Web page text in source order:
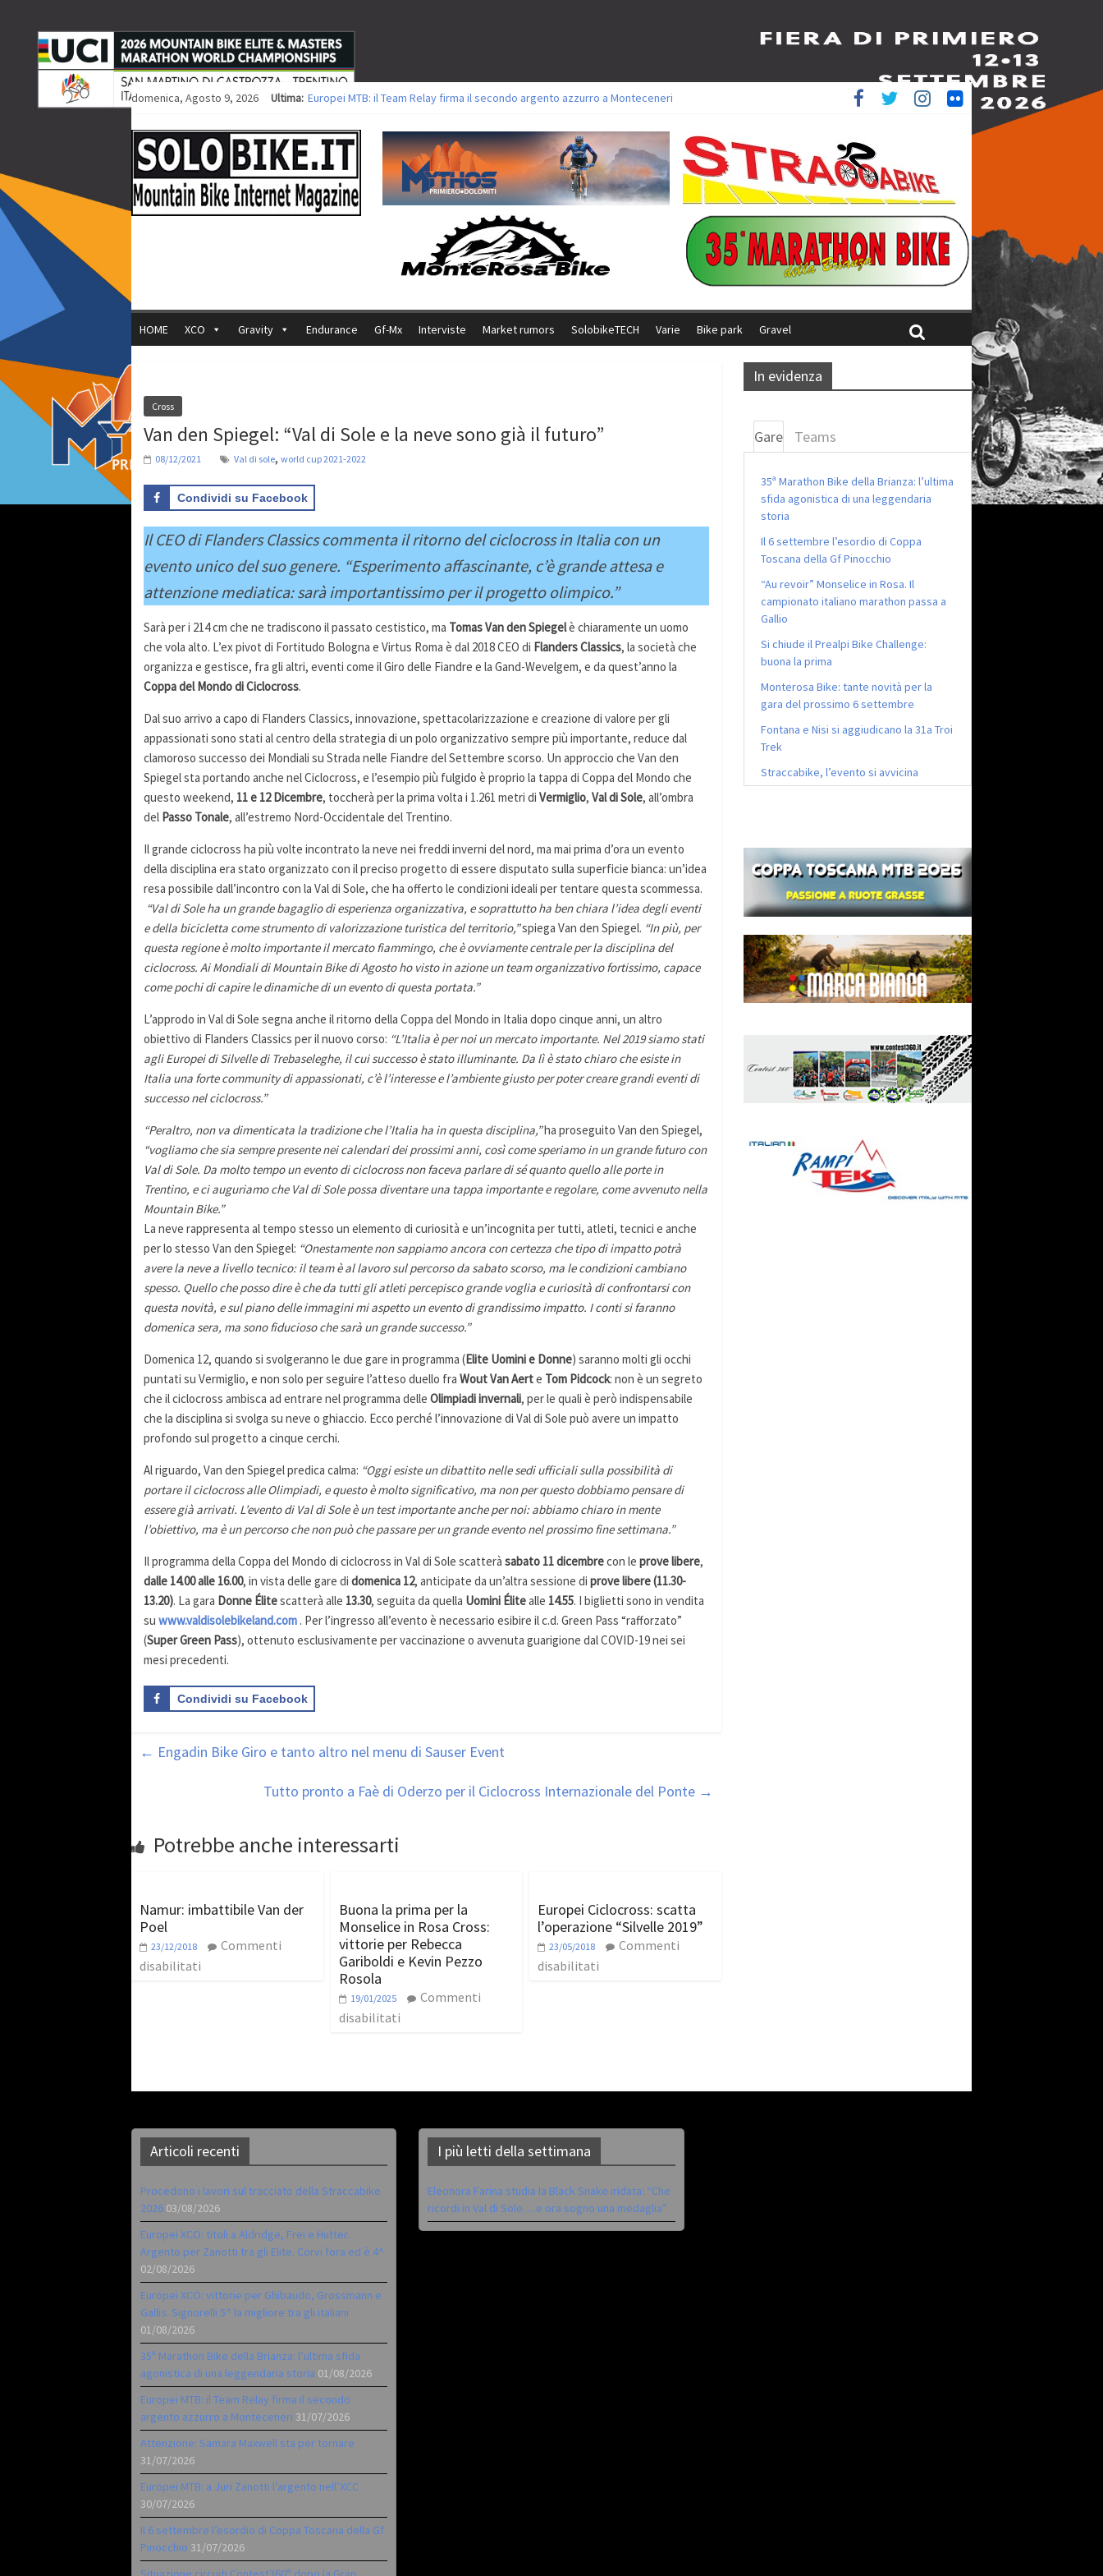
domenica, Agosto 9, 2026 Ultima: Europei MTB: il Team Relay firma il secondo argento azzurro a Monteceneri
Europei XCO: titoli a Aldridge, Frei e Hutter. Argento per Zanotti tra gli Elite. Corvi fora ed è 4^
Europei XCO: vittorie per Ghibaudo, Grossmann e Gallis. Signorelli 5^ la migliore tra gli italiani
35ª Marathon Bike della Brianza: l’ultima sfida agonistica di una leggendaria storia
HOME XCO Gravity Endurance Gf-Mx Interviste Market rumors SolobikeTECH Varie Bike park Gravel
Cross
Van den Spiegel: “Val di Sole e la neve sono già il futuro”
08/12/2021 Val di sole, world cup 2021-2022
Condividi su Facebook
Il CEO di Flanders Classics commenta il ritorno del ciclocross in Italia con un
evento unico del suo genere. “Esperimento affascinante, c’è grande attesa e
attenzione mediatica: sarà importantissimo per il progetto olimpico.”
Sarà per i 214 cm che ne tradiscono il passato cestistico, ma Tomas Van den Spiegelè chiaramente un uomo
che vola alto. L’ex pivot di Fortitudo Bologna e Virtus Roma è dal 2018 CEO di Flanders Classics, la società che
organizza e gestisce, fra gli altri, eventi come il Giro delle Fiandre e la Gand-Wevelgem, e da quest’anno la
Coppa del Mondo di Ciclocross.
Dal suo arrivo a capo di Flanders Classics, innovazione, spettacolarizzazione e creazione di valore per gli
appassionati sono stati al centro della strategia di un polo organizzativo sempre più importante, reduce dal
clamoroso successo dei Mondiali su Strada nelle Fiandre del Settembre scorso. Un approccio che Van den
Spiegel sta portando anche nel Ciclocross, e l’esempio più fulgido è proprio la tappa di Coppa del Mondo che
questo weekend, 11 e 12 Dicembre, toccherà per la prima volta i 1.261 metri di Vermiglio, Val di Sole, all’ombra
del Passo Tonale, all’estremo Nord-Occidentale del Trentino.
Il grande ciclocross ha più volte incontrato la neve nei freddi inverni del nord, ma mai prima d’ora un evento
della disciplina era stato organizzato con il preciso progetto di essere disputato sulla superficie bianca: un’idea
resa possibile dall’incontro con la Val di Sole, che ha offerto le condizioni ideali per tentare questa scommessa.
“Val di Sole ha un grande bagaglio di esperienza organizzativa, e soprattutto ha ben chiara l’idea degli eventi
e della bicicletta come strumento di valorizzazione turistica del territorio,”spiega Van den Spiegel. “In più, per
questa regione è molto importante il mercato fiammingo, che è ovviamente centrale per la disciplina del
ciclocross. Ai Mondiali di Mountain Bike di Agosto ho visto in azione un team organizzativo fortissimo, capace
come pochi di capire le dinamiche di un evento di questa portata.”
L’approdo in Val di Sole segna anche il ritorno della Coppa del Mondo in Italia dopo cinque anni, un altro
obiettivo di Flanders Classics per il nuovo corso: “L’Italia è per noi un mercato importante. Nel 2019 siamo stati
agli Europei di Silvelle di Trebaseleghe, il cui successo è stato illuminante. Da lì è stato chiaro che esiste in
Italia una forte community di appassionati, c’è l’interesse e l’ambiente giusto per poter creare grandi eventi di
successo nel ciclocross.”
“Peraltro, non va dimenticata la tradizione che l’Italia ha in questa disciplina,”ha proseguito Van den Spiegel,
“vogliamo che sia sempre presente nei calendari dei prossimi anni, così come speriamo in un grande futuro con
Val di Sole. Da molto tempo un evento di ciclocross non faceva parlare di sé quanto quello alle porte in
Trentino, e ci auguriamo che Val di Sole possa diventare una tappa importante e regolare, come avvenuto nella
Mountain Bike.”
La neve rappresenta al tempo stesso un elemento di curiosità e un’incognita per tutti, atleti, tecnici e anche
per lo stesso Van den Spiegel: “Onestamente non sappiamo ancora con certezza che tipo di impatto potrà
avere la neve a livello tecnico: il team è al lavoro sul percorso da sabato scorso, ma le condizioni cambiano
spesso. Quello che posso dire è che da tutti gli atleti percepisco grande voglia e curiosità di confrontarsi con
questa novità, e sul piano delle immagini mi aspetto un evento di grandissimo impatto. I conti si faranno
domenica sera, ma sono fiducioso che sarà un grande successo.”
Domenica 12, quando si svolgeranno le due gare in programma (Elite Uomini e Donne) saranno molti gli occhi
puntati su Vermiglio, e non solo per seguire l’atteso duello fra Wout Van Aerte Tom Pidcock: non è un segreto
che il ciclocross ambisca ad entrare nel programma delle Olimpiadi invernali, per le quali è però indispensabile
che la disciplina si svolga su neve o ghiaccio. Ecco perché l’innovazione di Val di Sole può avere un impatto
profondo sul progetto a cinque cerchi.
Al riguardo, Van den Spiegel predica calma: “Oggi esiste un dibattito nelle sedi ufficiali sulla possibilità di
portare il ciclocross alle Olimpiadi, e questo è molto significativo, ma non per questo dobbiamo pensare di
essere già arrivati. L’evento di Val di Sole è un test importante anche per noi: abbiamo chiaro in mente
l’obiettivo, ma è un percorso che non può che passare per un grande evento nel prossimo fine settimana.”
Il programma della Coppa del Mondo di ciclocross in Val di Sole scatterà sabato 11 dicembrecon le prove libere,
dalle 14.00 alle 16.00, in vista delle gare di domenica 12, anticipate da un’altra sessione di prove libere (11.30-
13.20). La gara Donne Élitescatterà alle 13.30, seguita da quella Uomini Élitealle 14.55. I biglietti sono in vendita
su www.valdisolebikeland.com . Per l’ingresso all’evento è necessario esibire il c.d. Green Pass “rafforzato”
(Super Green Pass), ottenuto esclusivamente per vaccinazione o avvenuta guarigione dal COVID-19 nei sei
mesi precedenti.
Condividi su Facebook
← Engadin Bike Giro e tanto altro nel menu di Sauser Event
Tutto pronto a Faè di Oderzo per il Ciclocross Internazionale del Ponte →
Potrebbe anche interessarti
Namur: imbattibile Van der
Poel
23/12/2018
Commenti
disabilitati
Buona la prima per la
Monselice in Rosa Cross:
vittorie per Rebecca
Gariboldi e Kevin Pezzo
Rosola
19/01/2025
Commenti
disabilitati
Europei Ciclocross: scatta
l’operazione “Silvelle 2019”
23/05/2018
Commenti
disabilitati
In evidenza
Gare Teams
35ª Marathon Bike della Brianza: l’ultima
sfida agonistica di una leggendaria
storia
Il 6 settembre l’esordio di Coppa
Toscana della Gf Pinocchio
“Au revoir” Monselice in Rosa. Il
campionato italiano marathon passa a
Gallio
Si chiude il Prealpi Bike Challenge:
buona la prima
Monterosa Bike: tante novità per la
gara del prossimo 6 settembre
Fontana e Nisi si aggiudicano la 31a Troi
Trek
Straccabike, l’evento si avvicina
Articoli recenti
Procedono i lavori sul tracciato della Straccabike
2026 03/08/2026
Europei XCO: titoli a Aldridge, Frei e Hutter.
Argento per Zanotti tra gli Elite. Corvi fora ed è 4^
02/08/2026
Europei XCO: vittorie per Ghibaudo, Grossmann e
Gallis. Signorelli 5^ la migliore tra gli italiani
01/08/2026
35ª Marathon Bike della Brianza: l’ultima sfida
agonistica di una leggendaria storia 01/08/2026
Europei MTB: il Team Relay firma il secondo
argento azzurro a Monteceneri 31/07/2026
Attenzione: Samara Maxwell sta per tornare
31/07/2026
Europei MTB: a Juri Zanotti l’argento nell’XCC
30/07/2026
Il 6 settembre l’esordio di Coppa Toscana della Gf
Pinocchio 31/07/2026
I più letti della settimana
Eleonora Farina studia la Black Snake iridata: “Che
ricordi in Val di Sole… e ora sogno una medaglia”